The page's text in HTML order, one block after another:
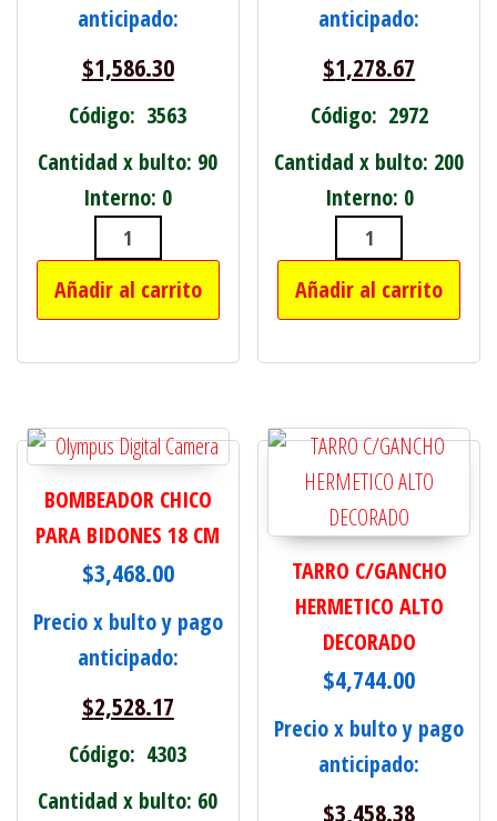
anticipado:
$1,586.30
Código: 3563
Cantidad x bulto: 90
Interno: 0
CANASTA CON 24 BROCHES cantidad
Añadir al carrito
anticipado:
$1,278.67
Código: 2972
Cantidad x bulto: 200
Interno: 0
REBANADOR
Añadir al carrito
BOMBEADOR CHICO
PARA BIDONES 18 CM
$3,468.00
Precio x bulto y pago
anticipado:
$2,528.17
Código: 4303
Cantidad x bulto: 60
TARRO C/GANCHO
HERMETICO ALTO
DECORADO
$4,744.00
Precio x bulto y pago
anticipado:
$3,458.38